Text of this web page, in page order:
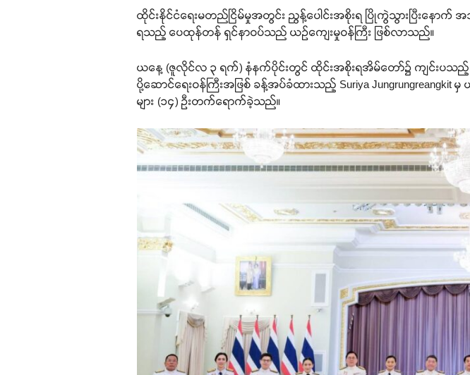
ထိုင်းနိုင်ငံရေးမတည်ငြိမ်မှုအတွင်း ညွန့်ပေါင်းအစိုးရ ပြိုကွဲသွားပြီးနေ
ရသည့် ပေထုန်တန် ရှင်နာဝပ်သည် ယဉ်ကျေးမှုဝန်ကြီး ဖြစ်လာသည်။
ယနေ့ (ဇူလိုင်လ ၃ ရက်) နံနက်ပိုင်းတွင် ထိုင်းအစိုးရအိမ်တော်၌ ကျင်းပသ
ပို့ဆောင်ရေးဝန်ကြီးအဖြစ် ခန့်အပ်ခံထားသည့် Suriya
များ (၁၄) ဦးတက်ရောက်ခဲ့သည်။